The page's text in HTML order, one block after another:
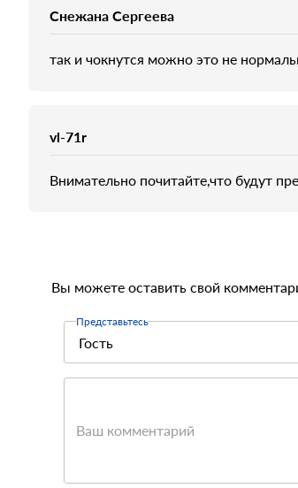
Снежана Сергеева
так и чокнутся можно это не
vl-71r
Внимательно почитайте,что будут
Вы можете оставить свой
Представьтесь
Ваш комментарий